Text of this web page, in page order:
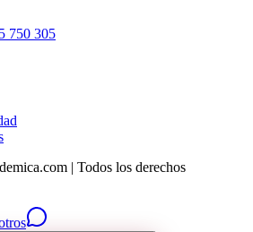
750 305
| Todos los derechos